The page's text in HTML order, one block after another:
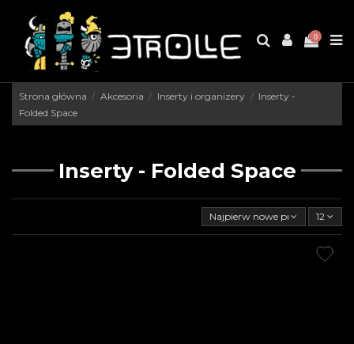
0
Strona główna Akcesoria Inserty i organizery
Inserty -
Folded Space
Inserty - Folded Space
Najpierw nowe produkty12